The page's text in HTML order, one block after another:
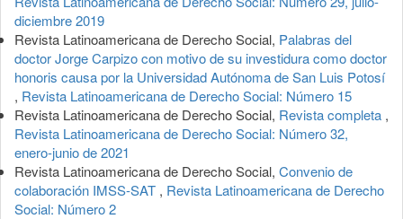
diciembre 2019
Revista Latinoamericana de Derecho Social, Palabras del
doctor Jorge Carpizo con motivo de su investidura como doctor
honoris causa por la Universidad Autónoma de San Luis Potosí
, Revista Latinoamericana de Derecho Social: Número 15
Revista Latinoamericana de Derecho Social, Revista completa ,
Revista Latinoamericana de Derecho Social: Número 32,
enero-junio de 2021
Revista Latinoamericana de Derecho Social, Convenio de
colaboración IMSS-SAT , Revista Latinoamericana de Derecho
Social: Número 2